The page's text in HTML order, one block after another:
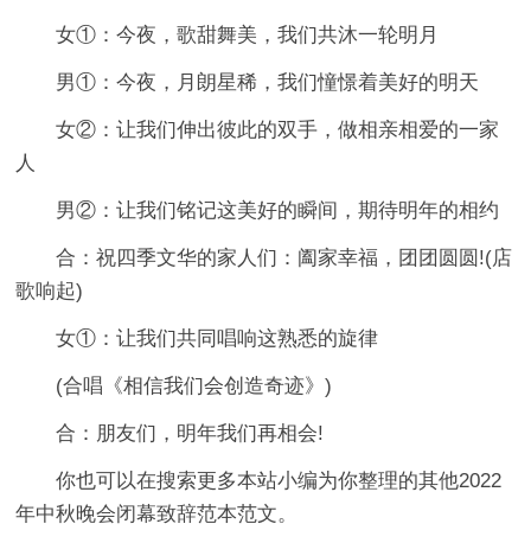
女①：今夜，歌甜舞美，我们共沐一轮明月
男①：今夜，月朗星稀，我们憧憬着美好的明天
女②：让我们伸出彼此的双手，做相亲相爱的一家
人
男②：让我们铭记这美好的瞬间，期待明年的相约
合：祝四季文华的家人们：阖家幸福，团团圆圆!(店
歌响起)
女①：让我们共同唱响这熟悉的旋律
(合唱《相信我们会创造奇迹》)
合：朋友们，明年我们再相会!
你也可以在搜索更多本站小编为你整理的其他2022
年中秋晚会闭幕致辞范本范文。